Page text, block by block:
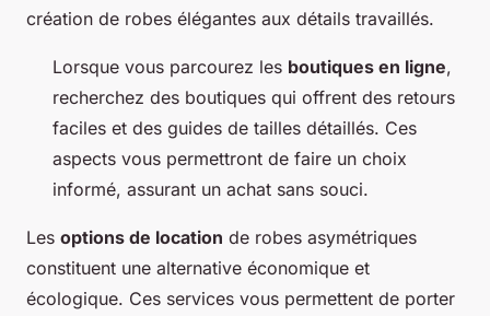
création de robes élégantes aux détails travaillés.
Lorsque vous parcourez les boutiques en ligne,
recherchez des boutiques qui offrent des retours
faciles et des guides de tailles détaillés. Ces
aspects vous permettront de faire un choix
informé, assurant un achat sans souci.
Les options de location de robes asymétriques
constituent une alternative économique et
écologique. Ces services vous permettent de porter